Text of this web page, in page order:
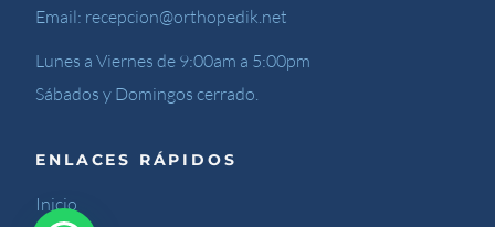
Email: recepcion@orthopedik.net
Lunes a Viernes de 9:00am a 5:00pm
Sábados y Domingos cerrado.
ENLACES RÁPIDOS
Inicio